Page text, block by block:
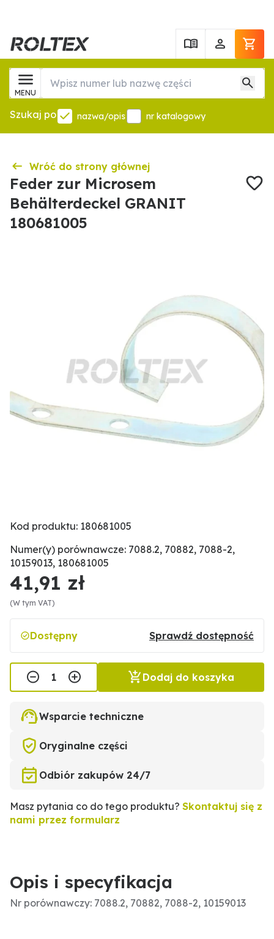
MENU
Szukaj po nazwa/opis nr katalogowy
Wróć do strony głównej
Feder zur Microsem
Behälterdeckel GRANIT
180681005
Kod produktu: 180681005
Numer(y) porównawcze: 7088.2, 70882, 7088-2,
10159013, 180681005
41,91 zł
(W tym VAT)
Dostępny Sprawdź dostępność
Dodaj do koszyka
Wsparcie techniczne
Oryginalne części
Odbiór zakupów 24/7
Masz pytania co do tego produktu? Skontaktuj się z
nami przez formularz
Opis i specyfikacja
Nr porównawczy: 7088.2, 70882, 7088-2, 10159013